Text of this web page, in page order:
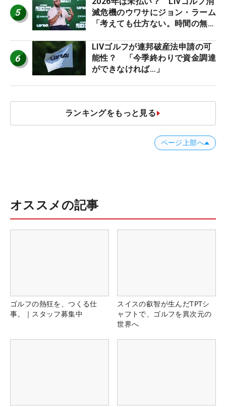
5
滅危機のウワサにジョン・ラーム
「考えても仕方ない。時間の無
6
LIVゴルフが連邦破産法申請の可
能性？ 「今季終わりで資金調達
ができなければ…」
ランキングをもっと見る
ページ上部へ
オススメの記事
ゴルフの熱狂を、つくる仕
事。｜スタッフ募集中
スイスの叡智が生んだTPTシ
ャフトで、ゴルフを異次元の
世界へ